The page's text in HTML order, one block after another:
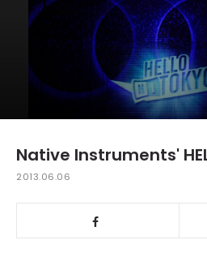
Native Instruments'
2013.06.06